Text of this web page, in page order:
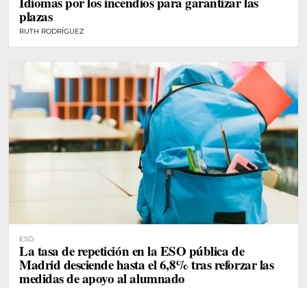
plazas
RUTH RODRÍGUEZ
ESO
La tasa de repetición en la ESO pública de
Madrid desciende hasta el 6,8% tras reforzar las
medidas de apoyo al alumnado